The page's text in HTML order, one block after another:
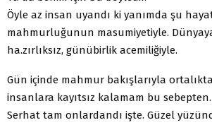
Öyle az insan uyandı ki yanımda şu
mahmurluğunun masumiyetiyle.
ha.zırlıksız, günübirlik acemiliğiyle.
Gün içinde mahmur bakışlarıyla
insanlara kayıtsız kalamam bu sebepten.
Serhat tam onlardandı işte. Güzel